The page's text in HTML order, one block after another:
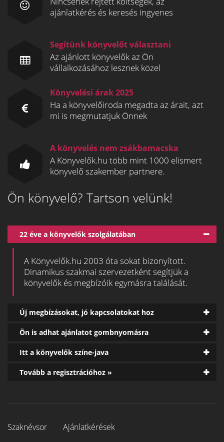
ajánlatkérés és keresés ingyenes
Segítünk könyvelőt választani
Az ajánlott könyvelők az Ön
vállalkozásához lesznek közel
Könyvelési árak 2025
Ha a könyvelőiroda megadta az árait, azt
mi is megmutatjuk Önnek
A könyvelés nem zsákbamacska
A Könyvelők.hu több mint 1000 elismert
könyvelő szakember partnere.
Ön könyvelő? Tartson velünk!
22 éve a könyvelők szolgálatában
A Könyvelők.hu 2003 óta sokat bizonyított.
Dinamikus szakmai szervezetként segítjük a
könyvelők és megbízóik egymásra találását.
Új megbízásokat, jó kapcsolatokat hoz
Ön is adhat ajánlatot gombnyomásra
Itt a könyvelők színe-java
Tovább a regisztrációhoz »
Szaknévsor
Ajánlatkérések